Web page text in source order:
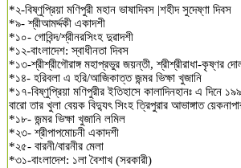
*২-বিষ্ণুপ্রিয়া মণিপুরী মহান ভাষাদিবস |শহীদ সুদেষ্ণা দিবস
*৯- শ্রীআমর্দ্দকী একাদশী
*১০- গোবিন্দ/শ্রীনরসিংহ দুৱাদশী
*১২-বাংলাদেশ: স্বাধীনতা দিবস
*১৩-শ্রীশ্রীগৌরাঙ্গ মহাপ্রভুর জয়ন্তী, শ্রীশ্রীরাধা-কৃষ্ণর
*১৪- হরিবলা এ হরি/আজিকাত্ত জন্মর ভিক্ষা খুজানি
*১৭-বিষ্ণুপ্রিয়া মণিপুরীর ইতিহাসে কালাদিনহানঃ এ দিনে
বারো তার খুলা বেয়ক বিদ্যুৎ সিংহ ত্রিপুরার আভাঙ্গাত
*১৮- জন্মর ভিক্ষা খুজানি লমিল
*২৩- শ্রীপাপমোচনী একাদশী
*২৫- বারনী/বারনীর মেলা
*৩১-বাংলাদেশ: ১লা বৈশাখ (সরকারী)